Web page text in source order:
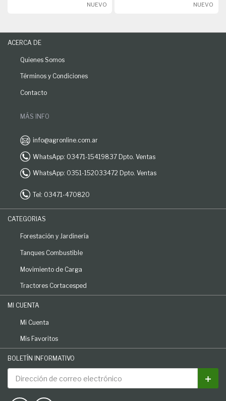
NUEVO NUEVO
ACERCA DE
Quienes Somos
Términos y Condiciones
Contacto
MÁS INFO
info@agronline.com.ar
WhatsApp: 03471-15419837 Dpto. Ventas
WhatsApp: 0351-152033472 Dpto. Ventas
Tel: 03471-470820
CATEGORIAS
Forestación y Jardinería
Tanques Combustible
Movimiento de Carga
Tractores Cortacesped
MI CUENTA
Mi Cuenta
Mis Favoritos
BOLETÍN INFORMATIVO
Dirección de correo electrónico